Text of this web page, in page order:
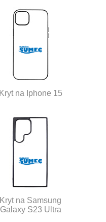
Kryt na Iphone 15
Kryt na Samsung
Galaxy S23 Ultra